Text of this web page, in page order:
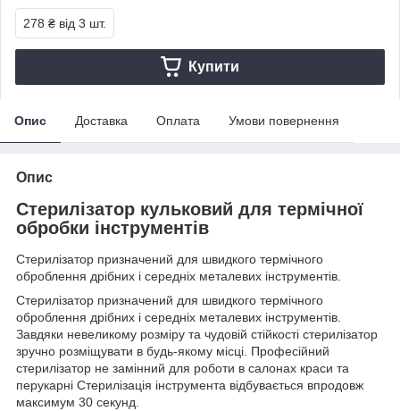
278 ₴ від 3 шт.
Купити
Опис Доставка Оплата Умови повернення
Опис
Стерилізатор кульковий для термічної
обробки інструментів
Стерилізатор призначений для швидкого термічного
оброблення дрібних і середніх металевих інструментів.
Стерилізатор призначений для швидкого термічного
оброблення дрібних і середніх металевих інструментів.
Завдяки невеликому розміру та чудовій стійкості стерилізатор
зручно розміщувати в будь-якому місці. Професійний
стерилізатор не замінний для роботи в салонах краси та
перукарні Стерилізація інструмента відбувається впродовж
максимум 30 секунд.